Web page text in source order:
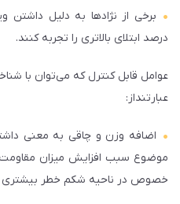
برخی از نژادها به دلیل
درصد ابتلای بالاتری را تجربه کنند.
عوامل قابل کنترل که می‌توان با
عبارتنداز:
اضافه وزن و چاقی به معنی
موضوع سبب افزایش میزان
خصوص در ناحیه شکم خطر بیشتری